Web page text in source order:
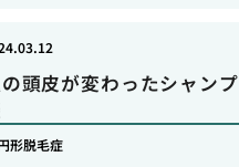
頭皮が変わったシャン
形脱毛症